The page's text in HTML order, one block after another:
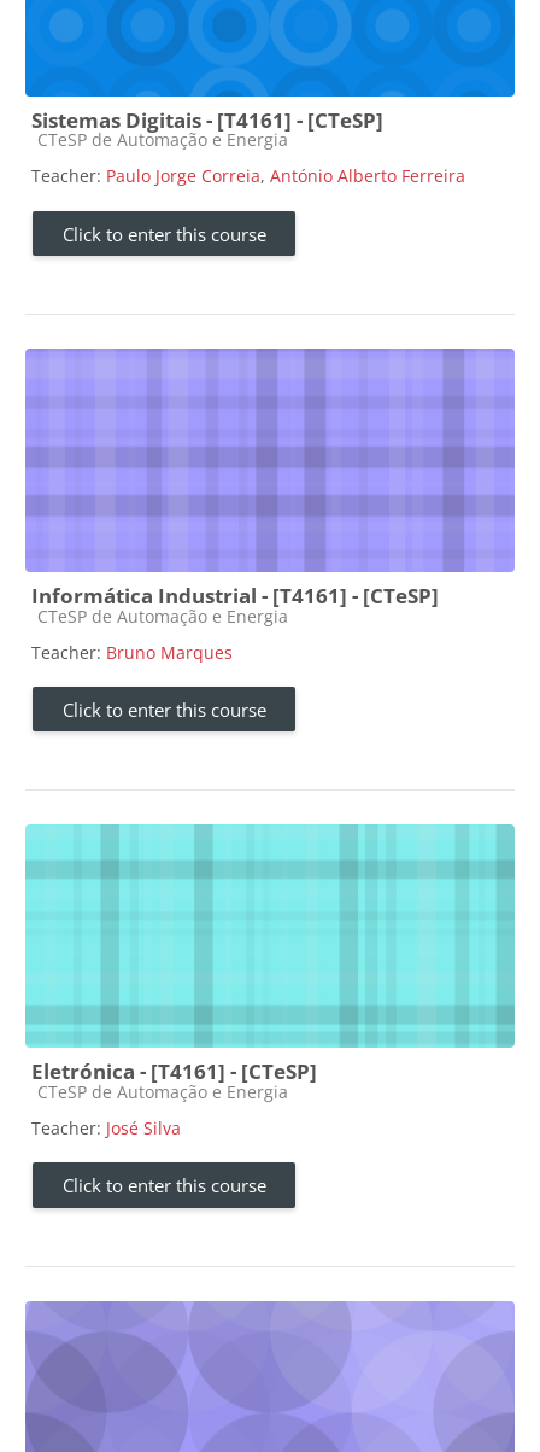
Sistemas Digitais - [T4161] - [CTeSP]
Course category
CTeSP de Automação e Energia
Teacher: Paulo Jorge Correia, António Alberto Ferreira
Click to enter this course
Informática Industrial - [T4161] - [CTeSP]
Course category
CTeSP de Automação e Energia
Teacher: Bruno Marques
Click to enter this course
Eletrónica - [T4161] - [CTeSP]
Course category
CTeSP de Automação e Energia
Teacher: José Silva
Click to enter this course